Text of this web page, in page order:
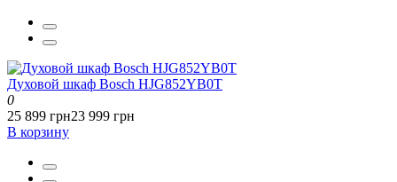
Духовой шкаф Bosch HJG852YB0T
0
25 899 грн23 999 грн
В корзину